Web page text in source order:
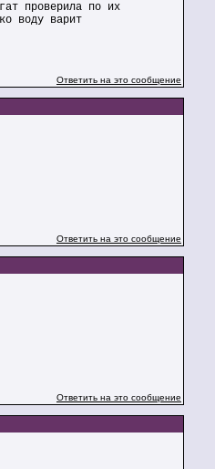
проверила по их
воду варит
Ответить на это сообщение
Ответить на это сообщение
Ответить на это сообщение